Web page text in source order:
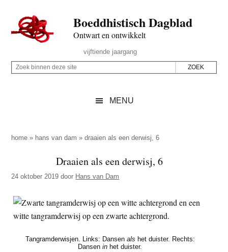
naar
de
inhoud
secondary
naar
de
sidebar
naar
de
Boeddhistisch Dagblad
Ontwart en ontwikkelt
Rechts
vijftiende jaargang
Z
p
z
e
Z
i
e
d
e
MENU
home » hans van dam »draaien als een derwisj, 6
Draaien als een derwisj, 6
24 oktober 2019 door Hans van Dam
Tangramderwisjen. Links: Dansen als het duister. Rechts:
Dansen in het duister.